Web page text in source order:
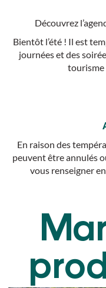
Découvrez
Bientôt l’été ! Il est
journées et des
tourisme
En raison des
peuvent être annulés
vous renseigner